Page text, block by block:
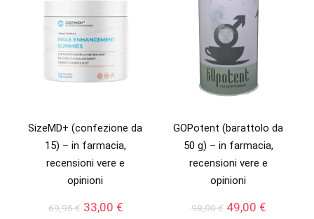
SizeMD+ (confezione da
15) – in farmacia,
recensioni vere e
opinioni
69,95€ Il
33,00 €Il
GOPotent (barattolo da
50 g) – in farmacia,
recensioni vere e
opinioni
98,00€ Il
49,00 €Il